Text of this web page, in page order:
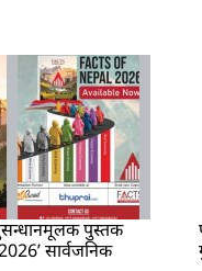
पुस्तक
सार्वजनिक